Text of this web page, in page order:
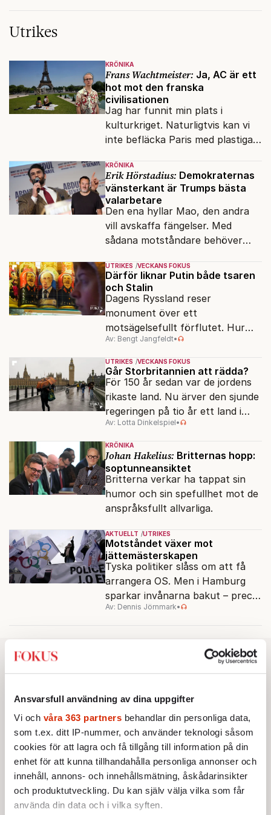
Ansvarsfull användning av dina uppgifter
Vi och våra 363 partners behandlar din personliga data,
som t.ex. ditt IP-nummer, och använder teknologi såsom
cookies för att lagra och få tillgång till information på din
enhet för att kunna tillhandahålla personliga annonser och
innehåll, annons- och innehållsmätning, åskådarinsikter
och produktutveckling. Du kan själv välja vilka som får
använda din data och i vilka syften.
Utrikes
KRÖNIKA
Frans Wachtmeister: Ja, AC är ett
hot mot den franska
civilisationen
Jag har funnit min plats i
kulturkriget. Naturligtvis kan vi
inte befläcka Paris med plastiga
KRÖNIKA
Erik Hörstadius: Demokraternas
vänsterkant är Trumps bästa
valarbetare
Den ena hyllar Mao, den andra
vill avskaffa fängelser. Med
sådana motståndare behöver
vänner.
UTRIKES VECKANS FOKUS
Därför liknar Putin både tsaren
och Stalin
Dagens Ryssland reser
monument över ett
motsägelsefullt förflutet. Hur
kunde två revolutioner förändra
hela samhället – utan att rubba
den ryska statsidén?
Av: Bengt Jangfeldt•
UTRIKES VECKANS FOKUS
Går Storbritannien att rädda?
För 150 år sedan var de jordens
rikaste land. Nu ärver den sjunde
regeringen på tio år ett land i
politiskt och ekonomiskt kaos.
Av: Lotta Dinkelspiel•
KRÖNIKA
Johan Hakelius: Britternas hopp:
soptunneansiktet
Britterna verkar ha tappat sin
humor och sin spefullhet mot de
anspråksfullt allvarliga.
AKTUELLT UTRIKES
Motståndet växer mot
jättemästerskapen
Tyska politiker slåss om att få
arrangera OS. Men i Hamburg
sparkar invånarna bakut – precis
som de gjort tidigare i Paris,
Vancouver och Los Angeles.
Av: Dennis Jörnmark•